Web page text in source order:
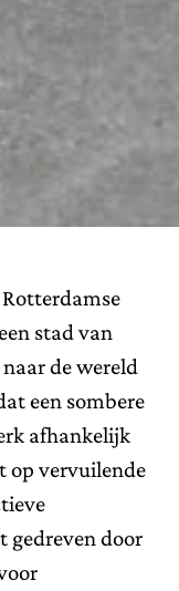
stad van
de wereld
een sombere
afhankelijk
op vervuilende
gedreven door